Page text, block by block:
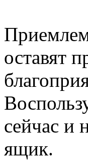
оставят
сейчас и
ящик.